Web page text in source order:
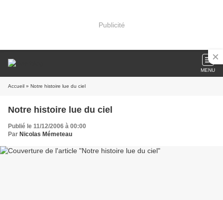
Publicité
MENU
Accueil » Notre histoire lue du ciel
Notre histoire lue du ciel
Publié le 11/12/2006 à 00:00
Par Nicolas Mémeteau